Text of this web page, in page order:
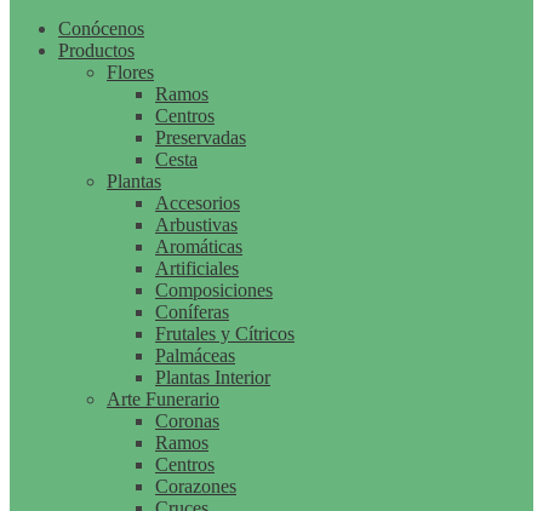
Conócenos
Productos
Flores
Ramos
Centros
Preservadas
Cesta
Plantas
Accesorios
Arbustivas
Aromáticas
Artificiales
Composiciones
Coníferas
Frutales y Cítricos
Palmáceas
Plantas Interior
Arte Funerario
Coronas
Ramos
Centros
Corazones